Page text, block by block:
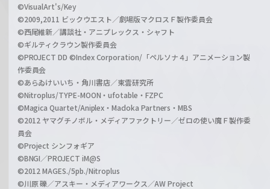
©VisualArt's/Key
©2009,2011 ビックウエスト／劇場版マクロスＦ製作委員会
©西尾維新／講談社・アニプレックス・シャフト
©ギルティクラウン製作委員会
©PROJECT DD ©Index Corporation/「ペルソナ４」アニメーション製
作委員会
©あらゐけいいち・角川書店／東雲研究所
©Nitroplus/TYPE-MOON・ufotable・FZPC
©Magica Quartet/Aniplex・Madoka Partners・MBS
©2012 ヤマグチノボル・メディアファクトリー／ゼロの使い魔Ｆ製作委
員会
©Project シンフォギア
©BNGI／PROJECT iM@S
©2012 MAGES./5pb./Nitroplus
©川原 礫／アスキー・メディアワークス／AW Project